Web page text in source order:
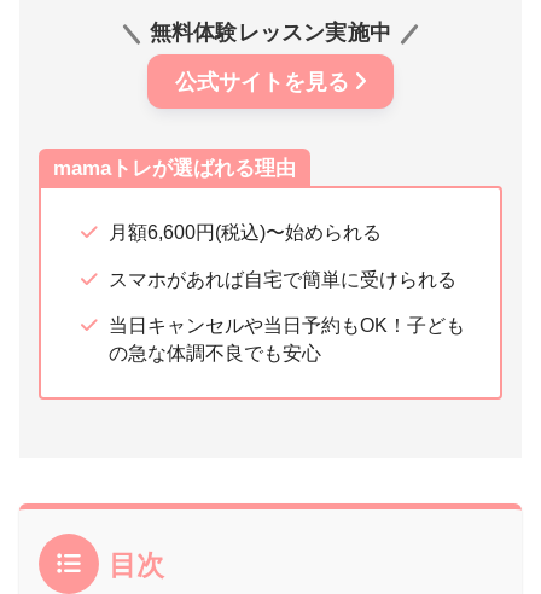
無料体験レッスン実施中
公式サイトを見る
mamaトレが選ばれる理由
月額6,600円(税込)〜始められる
スマホがあれば自宅で簡単に受けられる
当日キャンセルや当日予約もOK！子ども
の急な体調不良でも安心
目次